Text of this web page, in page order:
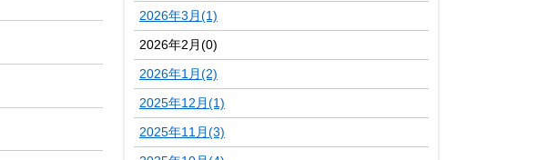
2026年3月(1)
2026年2月(0)
2026年1月(2)
2025年12月(1)
2025年11月(3)